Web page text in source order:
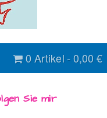
0 Artikel 0,00 €
Sie mir